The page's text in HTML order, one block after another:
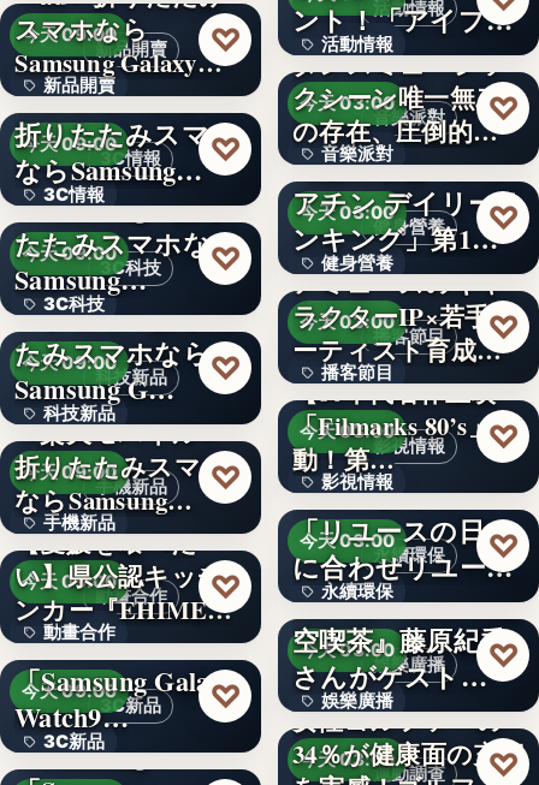
文字
新品開賣
今天 09:00
新品開賣
4.1
スマホなら
Samsung Galaxy…
♡
3C情報
今天 09:00
3C情報
文字
＜ソフトバンク＞
折りたたみスマホ
ならSamsung…
♡
3C科技
今天 09:00
3C科技
文字
＜Samsung＞折り
たたみスマホなら
Samsung…
♡
科技新品
今天 09:00
科技新品
文字
＜ドコモ＞折りた
たみスマホなら
Samsung G…
♡
手機新品
今天 09:00
手機新品
4.1
＜楽天モバイル＞
折りたたみスマホ
ならSamsung…
♡
動畫合作
今天 09:00
動畫合作
108
【愛媛を喰べた
い】県公認キッチ
ンカー『EHIMEみ
きゃん…
♡
3C新品
今天 09:00
3C新品
＜OPEN＞
「Samsung Galaxy
Watch9…
♡
＜Samsung＞
活動情報
活動情報
文字
ント！「アイプリ
ワールド…
音樂派對
今天 03:00
音樂派對
5
ダンスミュージッ
クシーン唯一無二
の存在、圧倒的な
カリスマ…
♡
健身營養
今天 03:00
健身營養
文字
【楽天市場「クレ
アチン デイリーラ
ンキング」第1位
獲得(…
♡
播客節目
今天 03:00
播客節目
36年
アミューズのキャ
ラクターIP×若手ア
ーティスト育成コ
ンテ…
♡
影視情報
今天 03:00
影視情報
40
【80年代名作上映
「Filmarks 80’s」始
動！第…
♡
永續環保
今天 03:00
永續環保
文字
エコスタイル、
「リユースの日」
に合わせリユース
文化の普及…
♡
娛樂廣播
今天 03:00
娛樂廣播
文字
interfm『Runeの星
空喫茶』藤原紀香
さんがゲスト…
♡
運動調查
今天 03:00
女性ゴルファーの
34％が健康面の充実
♡